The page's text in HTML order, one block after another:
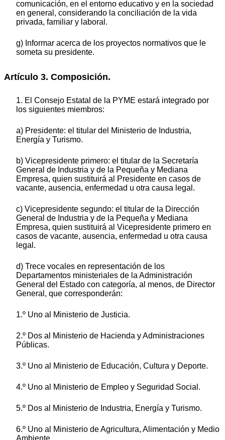
comunicación, en el entorno educativo y en la sociedad
en general, considerando la conciliación de la vida
privada, familiar y laboral.
g) Informar acerca de los proyectos normativos que le
someta su presidente.
Artículo 3. Composición.
1. El Consejo Estatal de la PYME estará integrado por
los siguientes miembros:
a) Presidente: el titular del Ministerio de Industria,
Energía y Turismo.
b) Vicepresidente primero: el titular de la Secretaría
General de Industria y de la Pequeña y Mediana
Empresa, quien sustituirá al Presidente en casos de
vacante, ausencia, enfermedad u otra causa legal.
c) Vicepresidente segundo: el titular de la Dirección
General de Industria y de la Pequeña y Mediana
Empresa, quien sustituirá al Vicepresidente primero en
casos de vacante, ausencia, enfermedad u otra causa
legal.
d) Trece vocales en representación de los
Departamentos ministeriales de la Administración
General del Estado con categoría, al menos, de Director
General, que corresponderán:
1.º Uno al Ministerio de Justicia.
2.º Dos al Ministerio de Hacienda y Administraciones
Públicas.
3.º Uno al Ministerio de Educación, Cultura y Deporte.
4.º Uno al Ministerio de Empleo y Seguridad Social.
5.º Dos al Ministerio de Industria, Energía y Turismo.
6.º Uno al Ministerio de Agricultura, Alimentación y Medio